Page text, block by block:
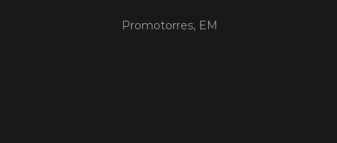
Promotorres, EM